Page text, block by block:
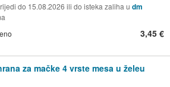
do 15.08.2026 ili do isteka zaliha u dm
3,45 €
za mačke 4 vrste mesa u želeu